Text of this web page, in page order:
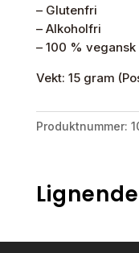
– Glutenfri
– Alkoholfri
– 100 % vegansk
Vekt: 15 gram
Produktnummer: